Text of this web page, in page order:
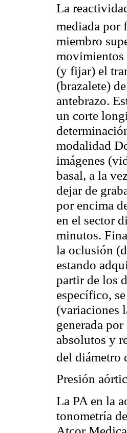
La
mediada
miembro
movimientos
(y fijar) el
(brazalete)
antebrazo.
un corte
modalidad
imágenes
basal, a la
dejar de
por encima
en el sector
minutos.
la oclusión
estando
partir de los
específico,
(variaciones
generada
absolutos y
del diámetro
Presión
La PA en la
tonometría